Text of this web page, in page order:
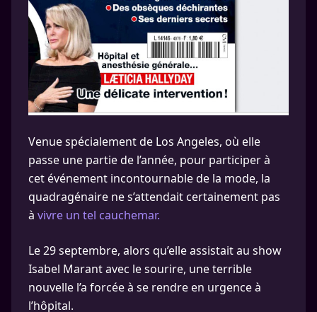
Venue spécialement de Los Angeles, où elle
passe une partie de l’année, pour participer à
cet événement incontournable de la mode, la
quadragénaire ne s’attendait certainement pas
à vivre un tel cauchemar.
Le 29 septembre, alors qu’elle assistait au show
Isabel Marant avec le sourire, une terrible
nouvelle l’a forcée à se rendre en urgence à
l’hôpital.